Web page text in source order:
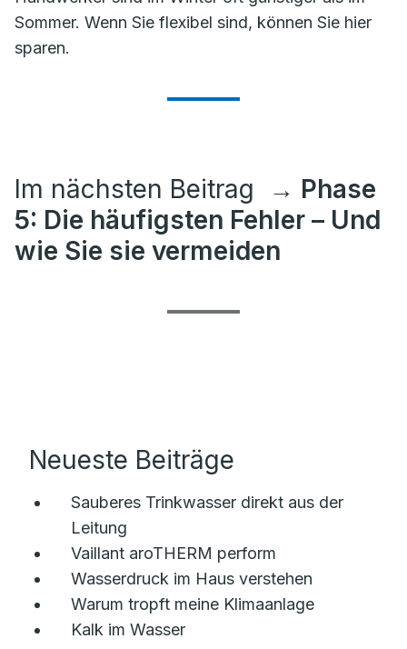
Sommer. Wenn Sie flexibel sind, können Sie hier
sparen.
Im nächsten Beitrag
→ Phase
5: Die häufigsten Fehler – Und
wie Sie sie vermeiden
Neueste Beiträge
Sauberes Trinkwasser direkt aus der
Leitung
Vaillant aroTHERM perform
Wasserdruck im Haus verstehen
Warum tropft meine Klimaanlage
Kalk im Wasser